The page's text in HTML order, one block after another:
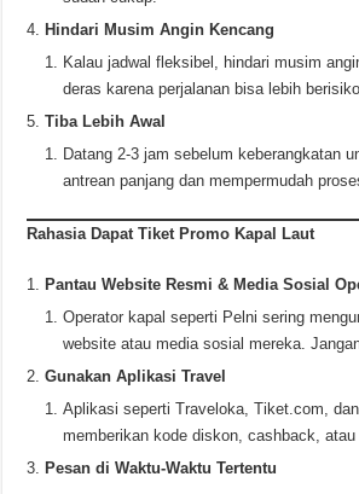
Hindari Musim Angin Kencang
Kalau jadwal fleksibel, hindari musim
deras karena perjalanan bisa lebih
Tiba Lebih Awal
Datang 2-3 jam sebelum keberangkatan
antrean panjang dan mempermudah
Rahasia Dapat Tiket Promo Kapal Laut
Pantau Website Resmi & Media Sosial
Operator kapal seperti Pelni sering
website atau media sosial mereka.
Gunakan Aplikasi Travel
Aplikasi seperti Traveloka, Tiket.com,
memberikan kode diskon, cashback, atau
Pesan di Waktu-Waktu Tertentu